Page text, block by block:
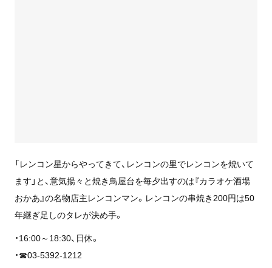
「レンコン星からやってきて、レンコンの里でレンコンを焼いて
ます」と、意気揚々と焼き鳥屋台を毎夕出すのは『カラオケ酒場
おかあ』の名物店主レンコンマン。レンコンの串焼き200円は50
年継ぎ足しのタレが決め手。
・16:00～18:30、日休。
・☎03-5392-1212